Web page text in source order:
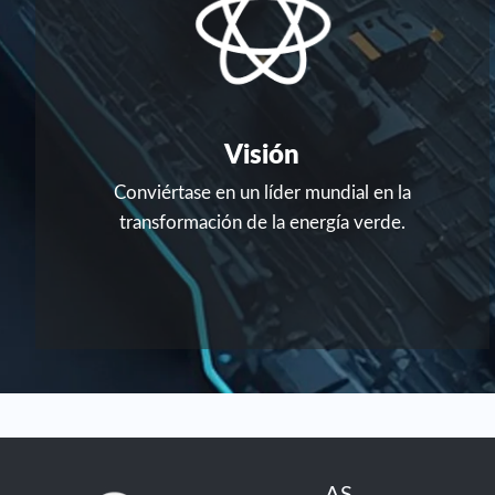
Visión
Conviértase en un líder mundial en la
transformación de la energía verde.